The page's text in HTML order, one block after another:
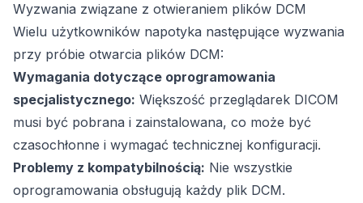
Wyzwania związane z otwieraniem plików DCM
Wielu użytkowników napotyka następujące wyzwania
przy próbie otwarcia plików DCM:
Wymagania dotyczące oprogramowania
specjalistycznego: Większość przeglądarek DICOM
musi być pobrana i zainstalowana, co może być
czasochłonne i wymagać technicznej konfiguracji.
Problemy z kompatybilnością: Nie wszystkie
oprogramowania obsługują każdy plik DCM.